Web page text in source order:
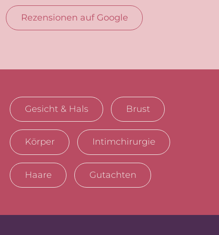
Rezensionen auf Google
Gesicht & Hals Brust
Körper Intimchirurgie
Haare Gutachten